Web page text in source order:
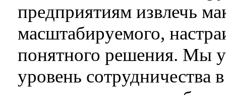
предприятиям извлечь
масштабируемого,
понятного решения. Мы
уровень сотрудничества